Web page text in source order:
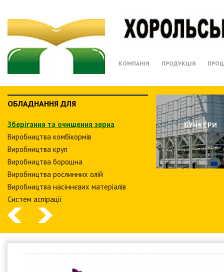
КОМПАНІЯ ПРОДУКЦІЯ
ОБЛАДНАННЯ ДЛЯ
Зберiгання та очищення зерна
Виробництва комбiкормiв
Виробництва круп
Виробництва борошна
Виробництва рослинних олiй
Виробництва насіннєвих матеріалів
Систем аспiрацiї
БУНКЕРИ